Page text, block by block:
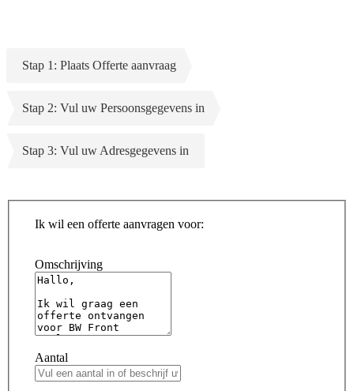
Stap 1: Plaats Offerte aanvraag
Stap 2: Vul uw Persoonsgegevens in
Stap 3: Vul uw Adresgegevens in
Ik wil een offerte aanvragen voor:
Omschrijving
Aantal